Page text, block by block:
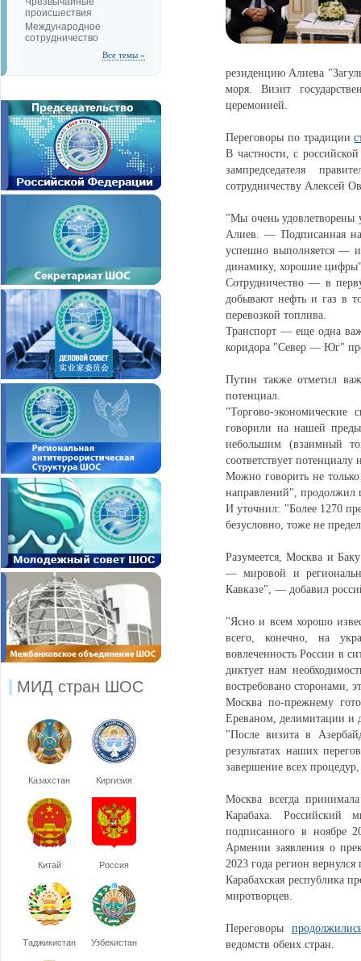
происшествия
Международное
сотрудничество
Все темы »
МИД стран ШОС
Казахстан Киргизия
Китай Россия
Таджикистан Узбекистан
резиденцию Алиева
моря. Визит
церемонией.
Переговоры по традиции
В частности, с
зампредседателя
сотрудничеству Алексей
"Мы очень удовлетворены
Алиев. — Подписанная
успешно выполняется —
динамику, хорошие
Сотрудничество — в
добывают нефть и газ в
перевозкой топлива.
Транспорт — еще одна
коридора "Север — Юг"
Путин также отметил
потенциал.
"Торгово-
говорили на нашей
небольшим (взаимный
соответствует
Можно говорить не
направлений", продолжил
И уточнил: "Более 1270
безусловно, тоже не
Разумеется, Москва и
— мировой и
Кавказе", — добавил
"Ясно и всем хорошо
всего, конечно, на
вовлеченность России в
диктует нам
востребовано сторонами,
Москва по-прежнему
Ереваном, делимитации и
"После визита в
результатах наших
завершение всех
Москва всегда
Карабаха. Российский
подписанного в ноябре
Армении заявления о
2023 года регион
Карабахская республика
миротворцев.
Переговоры
ведомств обеих стран.